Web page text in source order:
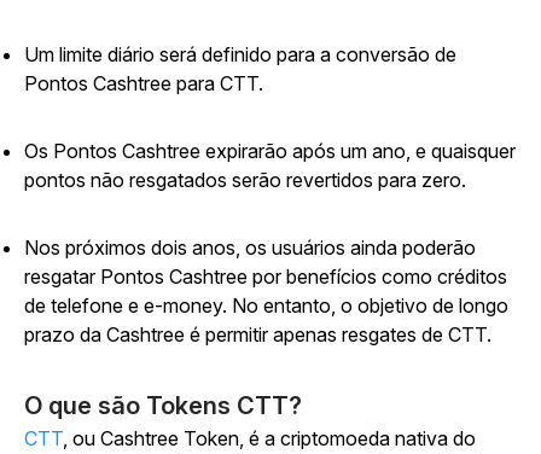
Um limite diário será definido para a conversão de
Pontos Cashtree para CTT.
Os Pontos Cashtree expirarão após um ano, e quaisquer
pontos não resgatados serão revertidos para zero.
Nos próximos dois anos, os usuários ainda poderão
resgatar Pontos Cashtree por benefícios como créditos
de telefone e e-money. No entanto, o objetivo de longo
prazo da Cashtree é permitir apenas resgates de CTT.
O que são Tokens CTT?
CTT, ou Cashtree Token, é a criptomoeda nativa do